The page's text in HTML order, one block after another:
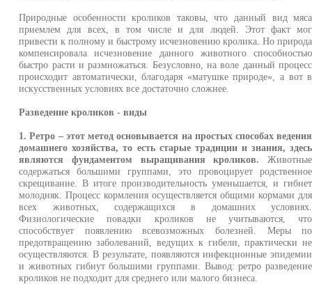
Природные особенности кроликов таковы, что данный вид мяса
приемлем для всех, в том числе и для людей. Этот факт мог
привести к полному и быстрому исчезновению кролика. Но природа
компенсировала исчезновение данного животного способностью
быстро расти и размножаться. Безусловно, на воле данный процесс
происходит автоматически, благодаря «матушке природе», а вот в
искусственных условиях все достаточно сложнее.
Разведение кроликов - виды
1. Ретро – этот метод основывается на простых способах ведения
домашнего хозяйства, то есть старые традиции и знания, здесь
являются фундаментом выращивания кроликов. Животные
содержаться большими группами, это провоцирует родственное
скрещивание. В итоге производительность уменьшается, и гибнет
молодняк. Процесс кормления осуществляется общими кормами для
всех животных, содержащихся в домашних условиях.
Физиологические повадки кроликов не учитываются, что
способствует появлению всевозможных болезней. Меры по
предотвращению заболеваний, ведущих к гибели, практически не
осуществляются. В результате, появляются инфекционные эпидемии
и животных гибнут большими группами. Вывод: ретро разведение
кроликов не подходит для среднего или малого бизнеса.